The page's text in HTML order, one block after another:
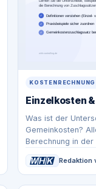
Einzelkosten
Was ist der
Gemeinkosten?
Berechnung in der
Redaktion